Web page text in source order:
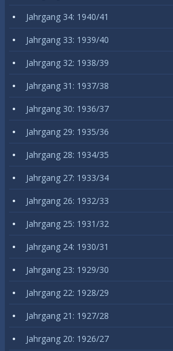
Jahrgang 34: 1940/41
Jahrgang 33: 1939/40
Jahrgang 32: 1938/39
Jahrgang 31: 1937/38
Jahrgang 30: 1936/37
Jahrgang 29: 1935/36
Jahrgang 28: 1934/35
Jahrgang 27: 1933/34
Jahrgang 26: 1932/33
Jahrgang 25: 1931/32
Jahrgang 24: 1930/31
Jahrgang 23: 1929/30
Jahrgang 22: 1928/29
Jahrgang 21: 1927/28
Jahrgang 20: 1926/27